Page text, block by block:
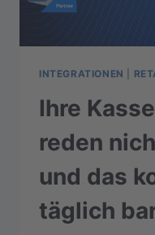
INTEGRATIONEN
Ihre
reden
und das
täglich